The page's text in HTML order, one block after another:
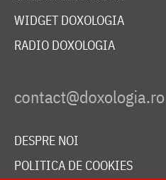
WIDGET DOXOLOGIA
RADIO DOXOLOGIA
DESPRE NOI
POLITICA DE COOKIES